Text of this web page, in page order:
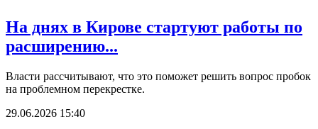
На днях в Кирове стартуют работы по
расширению...
Власти рассчитывают, что это поможет решить вопрос пробок
на проблемном перекрестке.
29.06.2026 15:40